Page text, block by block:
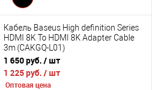
Кабель Baseus High definition Series
HDMI 8K To HDMI 8K Adapter Cable
3m (CAKGQ-L01)
1 650 руб. / шт
1 225 руб. / шт
Оптовая цена